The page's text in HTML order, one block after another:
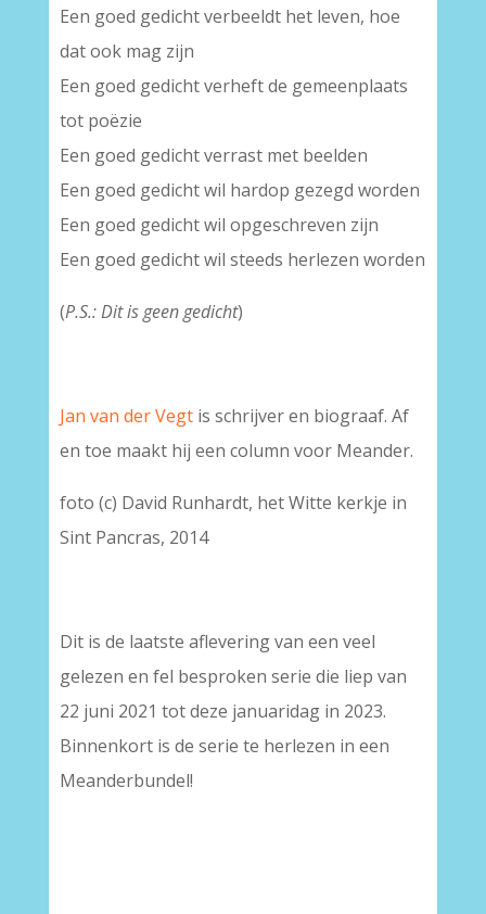
Een goed gedicht verbeeldt het leven, hoe
dat ook mag zijn
Een goed gedicht verheft de gemeenplaats
tot poëzie
Een goed gedicht verrast met beelden
Een goed gedicht wil hardop gezegd worden
Een goed gedicht wil opgeschreven zijn
Een goed gedicht wil steeds herlezen worden
(P.S.: Dit is geen gedicht)
Jan van der Vegtis schrijver en biograaf. Af
en toe maakt hij een column voor Meander.
foto (c) David Runhardt, het Witte kerkje in
Sint Pancras, 2014
Dit is de laatste aflevering van een veel
gelezen en fel besproken serie die liep van
22 juni 2021 tot deze januaridag in 2023.
Binnenkort is de serie te herlezen in een
Meanderbundel!